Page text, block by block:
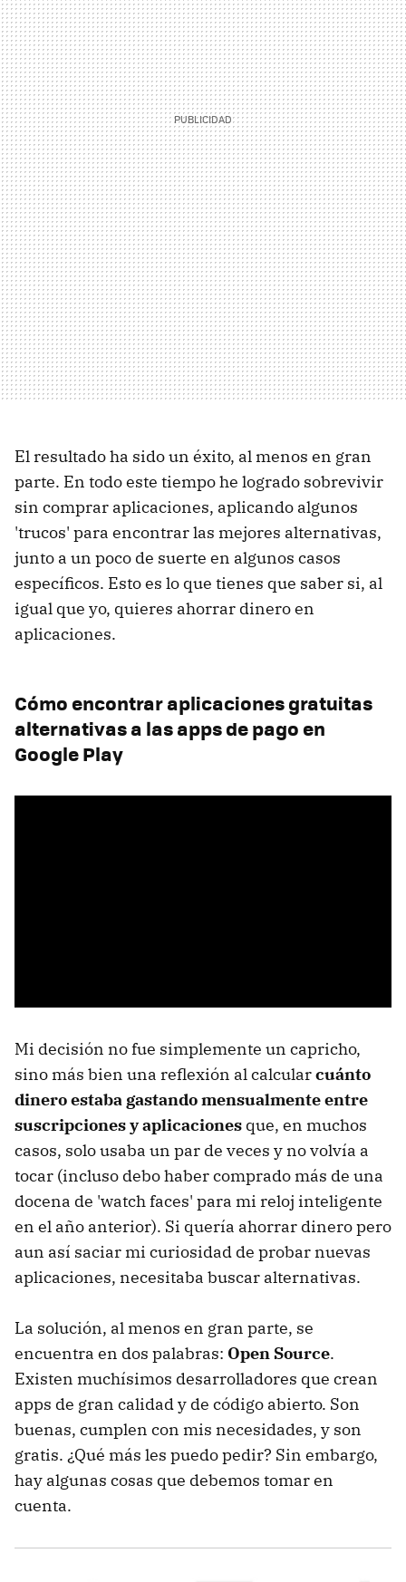
El resultado ha sido un éxito, al menos en gran
parte. En todo este tiempo he logrado sobrevivir
sin comprar aplicaciones, aplicando algunos
'trucos' para encontrar las mejores alternativas,
junto a un poco de suerte en algunos casos
específicos. Esto es lo que tienes que saber si, al
igual que yo, quieres ahorrar dinero en
aplicaciones.
Cómo encontrar aplicaciones gratuitas
alternativas a las apps de pago en
Google Play
Mi decisión no fue simplemente un capricho,
sino más bien una reflexión al calcularcuánto
dinero estaba gastando mensualmente entre
suscripciones y aplicaciones que, en muchos
casos, solo usaba un par de veces y no volvía a
tocar (incluso debo haber comprado más de una
docena de 'watch faces' para mi reloj inteligente
en el año anterior). Si quería ahorrar dinero pero
aun así saciar mi curiosidad de probar nuevas
aplicaciones, necesitaba buscar alternativas.
La solución, al menos en gran parte, se
encuentra en dos palabras: Open Source.
Existen muchísimos desarrolladores que crean
apps de gran calidad y de código abierto. Son
buenas, cumplen con mis necesidades, y son
gratis. ¿Qué más les puedo pedir? Sin embargo,
hay algunas cosas que debemos tomar en
cuenta.